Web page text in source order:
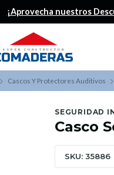
¡Aprovecha nuestros
Cascos Y Protectores Auditivos
SEGURIDAD
Casco
SKU: 35886